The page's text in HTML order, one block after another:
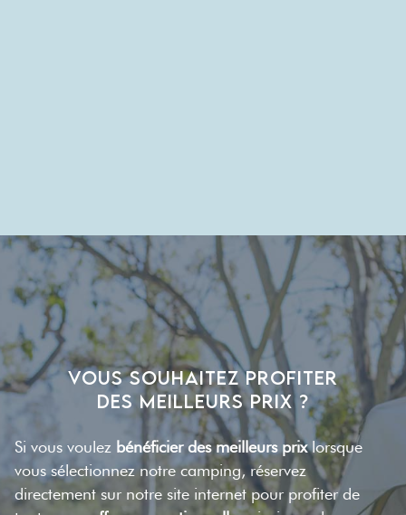
VOUS SOUHAITEZ PROFITER
DES MEILLEURS PRIX ?
Si vous voulez bénéficier des meilleurs prixlorsque
vous sélectionnez notre camping, réservez
directement sur notre site internet pour profiter de